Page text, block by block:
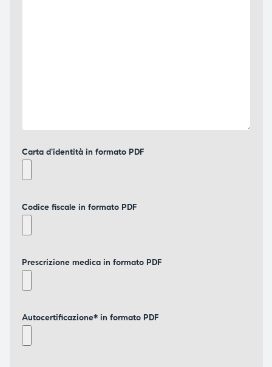
Carta d'identità in formato PDF
Codice fiscale in formato PDF
Prescrizione medica in formato PDF
Autocertificazione* in formato PDF